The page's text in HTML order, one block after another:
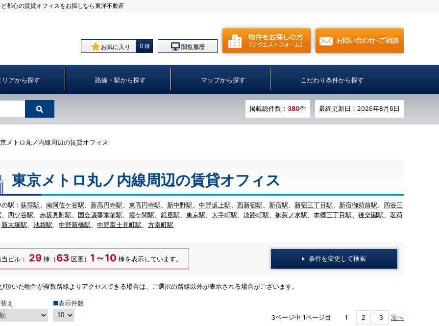
都⼼の賃貸オフィスをお探しなら東洋不動産
0
お気に入り 閲覧履歴
リアから探す 路線・駅から探す マップから探す こだわり条件から探す
掲載総件数： 380件 最終更新日：2026年8月6日
メトロ丸ノ内線周辺の賃貸オフィス
東京メトロ丸ノ内線周辺の賃貸オフィス
駅： 荻窪駅、 南阿佐ケ谷駅、 新高円寺駅、 東高円寺駅、 新中野駅、 中野坂上駅、 西新宿駅、 新宿駅、 新宿三丁目駅、 新宿御苑前駅、 四谷三
、 四ツ谷駅、 赤坂見附駅、 国会議事堂前駅、 霞ケ関駅、 銀座駅、 東京駅、 大手町駅、 淡路町駅、 御茶ノ水駅、 本郷三丁目駅、 後楽園駅、 茗荷
新大塚駅、 池袋駅、 中野新橋駅、 中野富士見町駅、 方南町駅
ビル： 29 棟（ 63 区画） 1～10 棟を表示しています。 条件を変更して検索
頂いた物件が複数路線よりアクセスできる場合は、ご選択の路線以外が表示される場合がございます。
え
■表示件数
3ページ中 1ページ目
1 2 3 次へ